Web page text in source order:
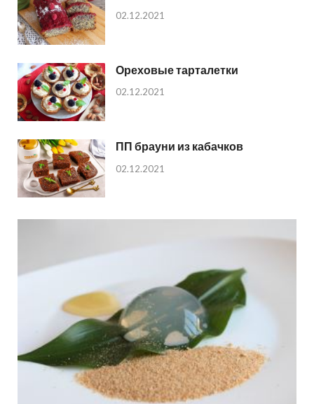
02.12.2021
Ореховые тарталетки
02.12.2021
ПП брауни из кабачков
02.12.2021